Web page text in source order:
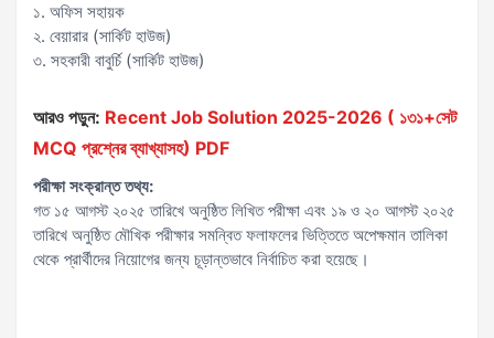
১. অফিস সহায়ক
২. বেয়ারার (সার্কিট হাউজ)
৩. সহকারী বাবুর্চি (সার্কিট হাউজ)
আরও পড়ুন: Recent Job Solution 2025-2026 ( ১৩১+সেট
MCQ প্রশ্নের ব্যাখ্যাসহ) PDF
পরীক্ষা সংক্রান্ত তথ্য:
গত ১৫ আগস্ট ২০২৫ তারিখে অনুষ্ঠিত লিখিত পরীক্ষা এবং ১৯ ও ২০ আগস্ট ২০২৫
তারিখে অনুষ্ঠিত মৌখিক পরীক্ষার সমন্বিত ফলাফলের ভিত্তিতে অপেক্ষমান তালিকা
থেকে প্রার্থীদের নিয়োগের জন্য চূড়ান্তভাবে নির্বাচিত করা হয়েছে।